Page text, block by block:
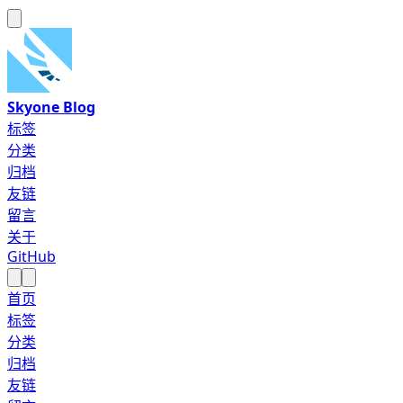
Skyone Blog
标签
分类
归档
友链
留言
关于
GitHub
首页
标签
分类
归档
友链